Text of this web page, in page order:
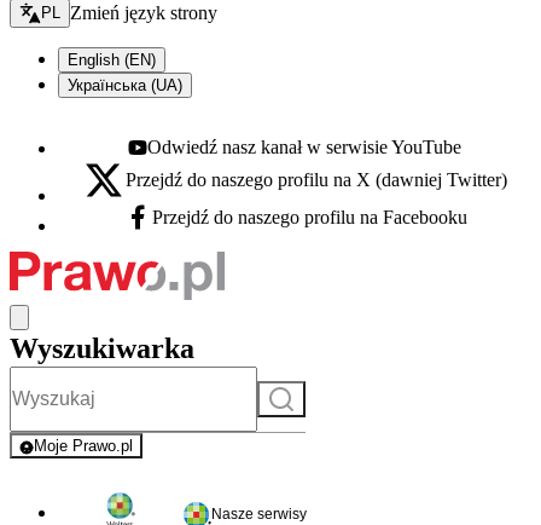
Zmień język - bieżący:
PL Zmień język strony
English (EN)
Українська (UA)
Youtube - otwiera się w nowej karcie
Odwiedź nasz kanał w serwisie YouTube
X - otwiera się w nowej karcie
Przejdź do naszego profilu na X (dawniej Twitter)
Facebook - otwiera się w nowej karcie
Przejdź do naszego profilu na Facebooku
Wyszukiwarka
Szukaj
Moje Prawo.pl
- rejestracja i logowanie do serwisu
Nasze serwisy